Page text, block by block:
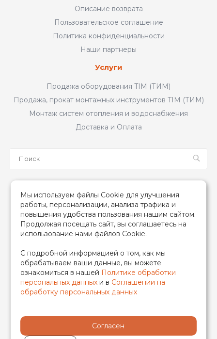
Описание возврата
Пользовательское соглашение
Политика конфиденциальности
Наши партнеры
Услуги
Продажа оборудования TIM (ТИМ)
Продажа, прокат монтажных инструментов TIM (ТИМ)
Монтаж систем отопления и водоснабжения
Доставка и Оплата
2026 © TIM (ТИМ) Инженерная сантехника, Все права
защищены
ИП Гончаренко Надежда Николаевна
500708528433/319500700011740
Мы используем файлы Cookie для улучшения
работы, персонализации, анализа трафика и
повышения удобства пользования нашим сайтом.
Продолжая посещать сайт, вы соглашаетесь на
использование нами файлов Cookie.
С подробной информацией о том, как мы
обрабатываем ваши данные, вы можете
ознакомиться в нашей Политике обработки
персональных данных и в Соглашении на
обработку персональных данных
Согласен